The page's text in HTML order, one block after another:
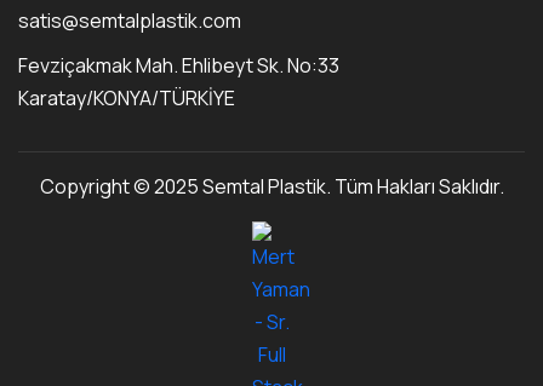
satis@semtalplastik.com
Fevziçakmak Mah. Ehlibeyt Sk. No:33
Karatay/KONYA/TÜRKİYE
Copyright © 2025 Semtal Plastik. Tüm Hakları Saklıdır.